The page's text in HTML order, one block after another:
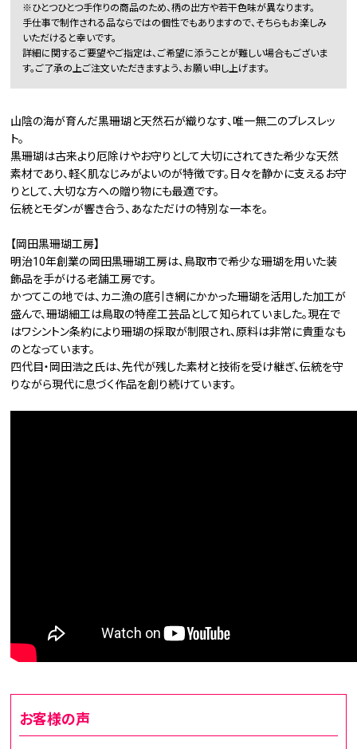
※ひとつひとつ手作りの商品のため、柄の出方や若干色味が異なります。
手仕事で制作される品ならではの個性でもありますので、そちらもお楽しみ
いただけると幸いです。
詳細に関するご要望やご指定は、ご希望に添うことが難しい場合もございま
す。ご了承の上ご注文いただきますよう、お願い申し上げます。
山陰の海が育んだ黒珊瑚と天然石が織りなす、唯一無二のブレスレッ
ト。
黒珊瑚は古来より厄除けやお守りとして大切にされてきた希少な天然
素材であり、軽く肌なじみがよいのが特徴です。日々を静かに支えるお守
りとして、大切な方への贈り物にも最適です。
伝統とモダンが響き合う、あなただけの特別な一本を。
【岡田黒珊瑚工房】
明治10年創業の岡田黒珊瑚工房は、鳥取市で希少な珊瑚を用いた装
飾品を手がける老舗工房です。
かつてこの地では、カニ漁の底引き網にかかった珊瑚を活用した加工が
盛んで、珊瑚細工は鳥取の特産工芸品として知られていました。現在で
はワシントン条約により珊瑚の採取が制限され、原料は非常に貴重なも
のとなっています。
四代目・岡田浩之氏は、先代が残した素材と技術を受け継ぎ、伝統を守
りながら現代に息づく作品を創り続けています。
お客様の声